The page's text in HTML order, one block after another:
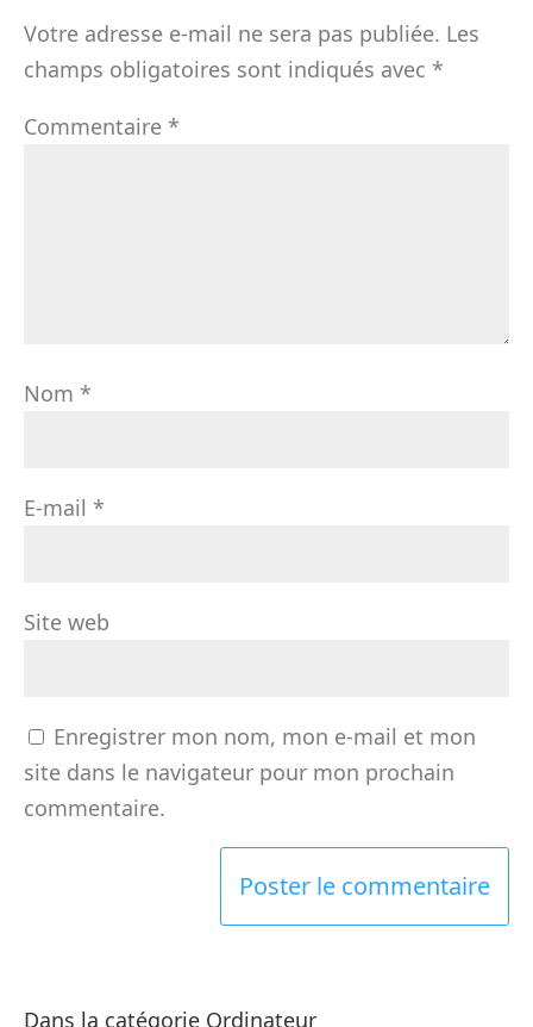
Votre adresse e-mail ne sera pas publiée. Les
champs obligatoires sont indiqués avec *
Commentaire *
Nom *
E-mail *
Site web
Enregistrer mon nom, mon e-mail et mon
site dans le navigateur pour mon prochain
commentaire.
Dans la catégorie Ordinateur